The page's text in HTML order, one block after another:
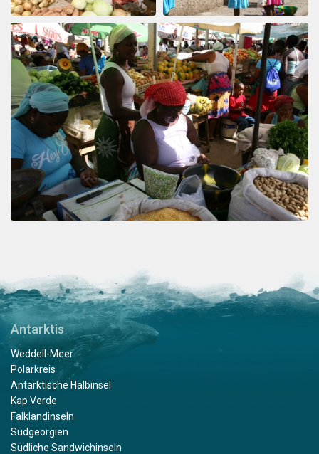
Antarktis
Weddell-Meer
Polarkreis
Antarktische Halbinsel
Kap Verde
Falklandinseln
Südgeorgien
Südliche Sandwichinseln